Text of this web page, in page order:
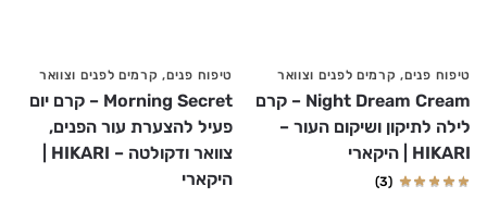
טיפוח פנים, קרמים לפנים וצוואר
Night Dream Cream – קרם
לילה לתיקון ושיקום העור –
HIKARI | היקארי
(3)
טיפוח פנים, קרמים לפנים וצוואר
Morning Secret – קרם יום
פעיל להצערת עור הפנים,
היקארי